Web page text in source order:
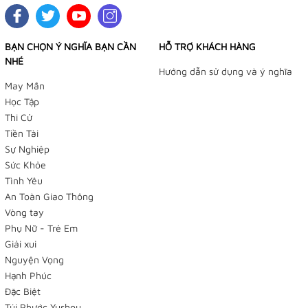
BẠN CHỌN Ý NGHĨA BẠN CẦN
NHÉ
May Mắn
Học Tập
Thi Cử
Tiền Tài
Sự Nghiệp
Sức Khỏe
Tình Yêu
An Toàn Giao Thông
Vòng tay
Phụ Nữ - Trẻ Em
Giải xui
Nguyện Vọng
Hạnh Phúc
Đặc Biệt
HỖ TRỢ KHÁCH HÀNG
Hướng dẫn sử dụng và ý nghĩa